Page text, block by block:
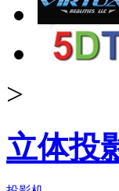
>
立体投